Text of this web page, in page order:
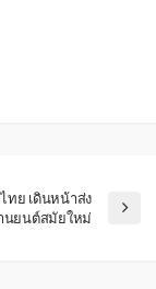
ทย เดินหน้าส่ง
นยนต์สมัยใหม่